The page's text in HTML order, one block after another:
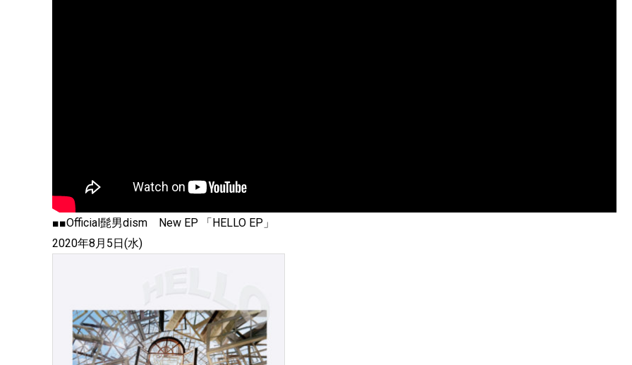
■■Official髭男dism New EP 「HELLO EP」
2020年8月5日(水)